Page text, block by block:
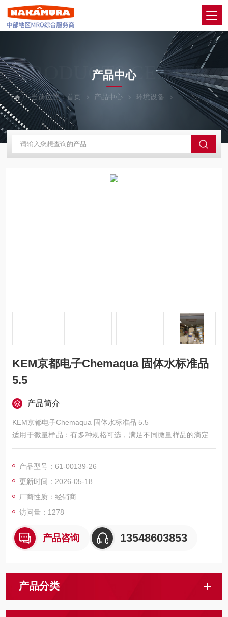
PRODUCTS CENTER
产品中心
当前位置：首页 产品中心 环境设备 KEM京都电子
KEM京都电子Chemaqua 固体水标准品
5.5
产品简介
KEM京都电子Chemaqua 固体水标准品 5.5
适用于微量样品：有多种规格可选，满足不同微量样品的滴定需
求。如 MTA - 118 - 1 细管形滴定池，最小容量 1mL，最大容量
量 35mL；MTA - 118 - 50 圆锥形滴定池，最小容量 25mL，最
大容量 100mL。
产品型号：61-00139-26
更新时间：2026-05-18
厂商性质：经销商
访问量：1278
产品咨询 13548603853
产品分类